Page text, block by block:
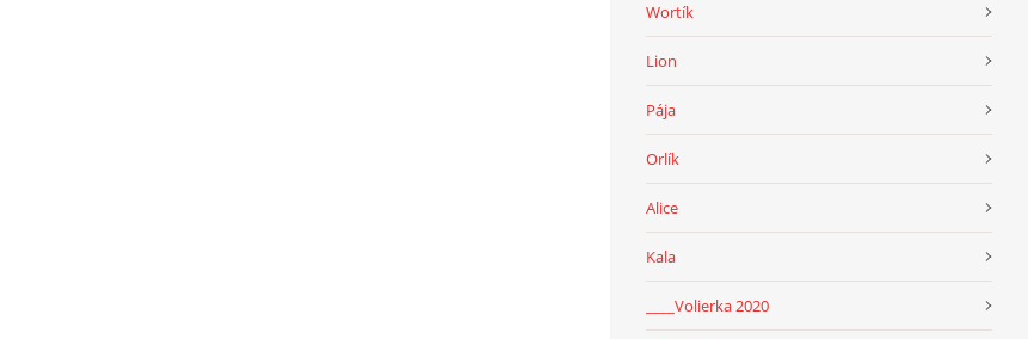
Wortík
Lion
Pája
Orlík
Alice
Kala
____Volierka 2020